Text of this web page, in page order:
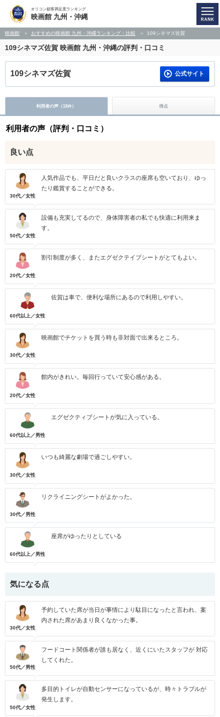
オリコン顧客満足度ランキング
映画館 九州・沖縄
映画館 おすすめの映画館 九州・沖縄ランキング・比較 109シネマズ佐賀
109シネマズ佐賀 映画館 九州・沖縄の評判・口コミ
109シネマズ佐賀 公式サイト
利用者の声（18件） 得点
利用者の声（評判・口コミ）
良い点
30代／女性
人気作品でも、平日だと良いクラスの座席も空いており、ゆっ
たり鑑賞することができる。
50代／女性
設備も充実してるので、身体障害者の私でも快適に利用来ま
す。
20代／女性
割引制度が多く、またエグゼクテイブシートがとてもよい。
60代以上／女性
佐賀は車で、便利な場所にあるので利用しやすい。
30代／女性
映画館でチケットを買う時も非対面で出来るところ。
20代／女性
館内がきれい。毎回行っていて安心感がある。
60代以上／男性
エグゼクティブシートが気に入っている。
30代／女性
いつも綺麗な劇場で過ごしやすい。
30代／男性
リクライニングシートがよかった。
60代以上／男性
座席がゆったりとしている
気になる点
30代／女性
予約していた席が当日が事情により駄目になったと言われ、案
内された席があまり良くなかった事。
50代／男性
フードコート関係者が誰も居なく、近くにいたスタッフが 対応
してくれた。
50代／女性
多目的トイレが自動センサーになっているが、時々トラブルが
発生します。